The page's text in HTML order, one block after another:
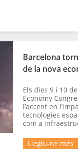
Barcelona
de la nova
Els dies 9 i 10
Economy
l’accent en
tecnologies
com a
Llegiu-ne més